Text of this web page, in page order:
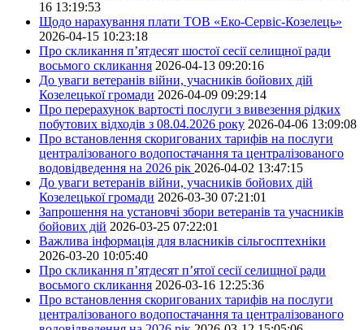
16 13:19:53
Щодо нарахування плати ТОВ «Еко-Сервіс-Козелець»
2026-04-15 10:23:18
Про скликання п’ятдесят шостої сесії селищної ради
восьмого скликання 2026-04-13 09:20:16
До уваги ветеранів війни, учасників бойових дій
Козелецької громади 2026-04-09 09:29:14
Про перерахунок вартості послуги з вивезення рідких
побутових відходів з 08.04.2026 року 2026-04-06 13:09:08
Про встановлення скоригованих тарифів на послуги
централізованого водопостачання та централізованого
водовідведення на 2026 рік 2026-04-02 13:47:15
До уваги ветеранів війни, учасників бойових дій
Козелецької громади 2026-03-30 07:21:01
Запрошення на установчі збори ветеранів та учасників
бойових дій 2026-03-25 07:22:01
Важлива інформація для власників сільгосптехніки
2026-03-20 10:05:40
Про скликання п’ятдесят п’ятої сесії селищної ради
восьмого скликання 2026-03-16 12:25:36
Про встановлення скоригованих тарифів на послуги
централізованого водопостачання та централізованого